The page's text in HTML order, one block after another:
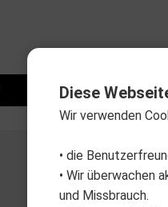
Produkte
Diese
Wir verwenden
• die
• Wir überwachen
und Missbrauch.